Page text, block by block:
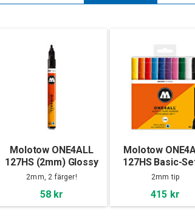
Molotow ONE4ALL
127HS (2mm) Glossy
2mm, 2 färger!
58 kr
Molotow
127HS Basic-
10-set
2mm tip
415 kr